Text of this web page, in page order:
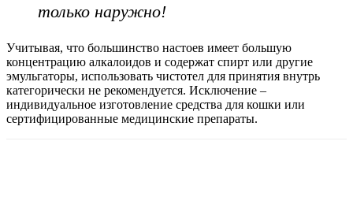
только наружно!
Учитывая, что большинство настоев имеет большую
концентрацию алкалоидов и содержат спирт или другие
эмульгаторы, использовать чистотел для принятия внутрь
категорически не рекомендуется. Исключение –
индивидуальное изготовление средства для кошки или
сертифицированные медицинские препараты.